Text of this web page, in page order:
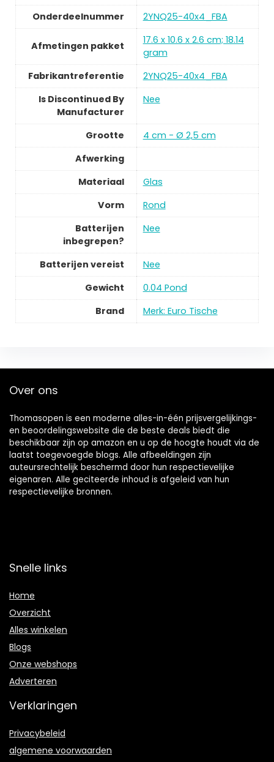
Onderdeelnummer
‎2YNQ25-40x4_FBA
Afmetingen pakket
‎17.6 x 10.6 x 2.6 cm; 18.14
gram
Fabrikantreferentie
‎2YNQ25-40x4_FBA
Is Discontinued By
Manufacturer
‎Nee
Grootte
‎4 cm - Ø 2,5 cm
Afwerking
Materiaal
‎Glas
Vorm
‎Rond
Batterijen
inbegrepen?
‎Nee
Batterijen vereist
‎Nee
Gewicht
‎0.04 Pond
Brand
Merk: Euro Tische
Over ons
Thomasopen is een moderne alles-in-één prijsvergelijkings-
en beoordelingswebsite die de beste deals biedt die
beschikbaar zijn op amazon en u op de hoogte houdt via de
laatst toegevoegde blogs. Alle afbeeldingen zijn
auteursrechtelijk beschermd door hun respectievelijke
eigenaren. Alle geciteerde inhoud is afgeleid van hun
respectievelijke bronnen.
Snelle links
Home
Overzicht
Alles winkelen
Blogs
Onze webshops
Adverteren
Verklaringen
Privacybeleid
algemene voorwaarden